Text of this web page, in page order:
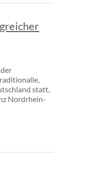
statt,
Nordrhein-